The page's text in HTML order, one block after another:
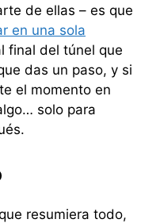
de ellas – es que
en una sola
final del túnel que
das un paso, y si
el momento en
solo para
resumiera todo,